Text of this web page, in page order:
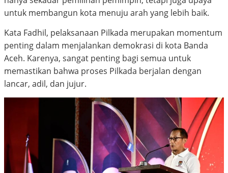
untuk membangun kota menuju arah yang lebih baik.
Kata Fadhil, pelaksanaan Pilkada merupakan momentum
penting dalam menjalankan demokrasi di kota Banda
Aceh. Karenya, sangat penting bagi semua untuk
memastikan bahwa proses Pilkada berjalan dengan
lancar, adil, dan jujur.